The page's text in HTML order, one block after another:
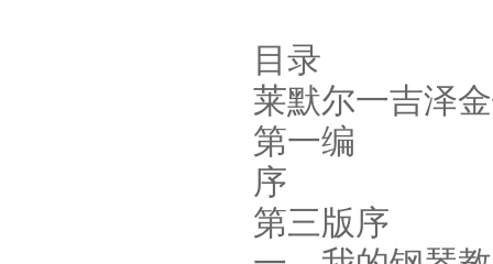
目录
莱默尔一吉泽
第一编
序
第三版序